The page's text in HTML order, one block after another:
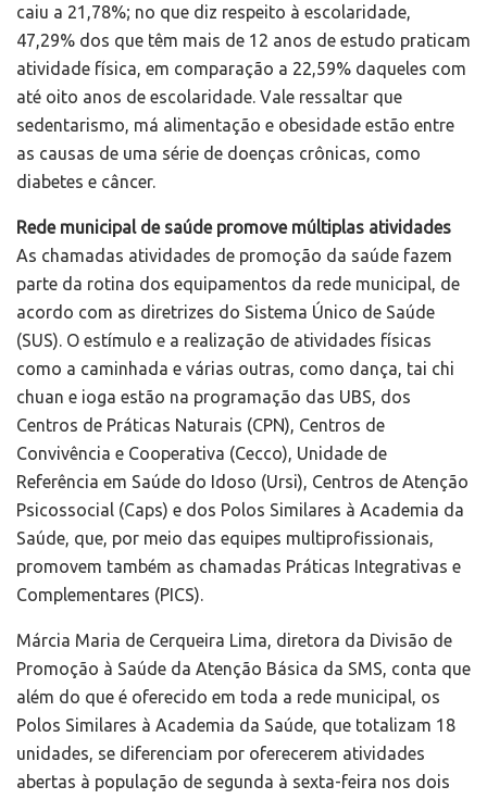
caiu a 21,78%; no que diz respeito à escolaridade,
47,29% dos que têm mais de 12 anos de estudo praticam
atividade física, em comparação a 22,59% daqueles com
até oito anos de escolaridade. Vale ressaltar que
sedentarismo, má alimentação e obesidade estão entre
as causas de uma série de doenças crônicas, como
diabetes e câncer.
Rede municipal de saúde promove múltiplas atividades
As chamadas atividades de promoção da saúde fazem
parte da rotina dos equipamentos da rede municipal, de
acordo com as diretrizes do Sistema Único de Saúde
(SUS). O estímulo e a realização de atividades físicas
como a caminhada e várias outras, como dança, tai chi
chuan e ioga estão na programação das UBS, dos
Centros de Práticas Naturais (CPN), Centros de
Convivência e Cooperativa (Cecco), Unidade de
Referência em Saúde do Idoso (Ursi), Centros de Atenção
Psicossocial (Caps) e dos Polos Similares à Academia da
Saúde, que, por meio das equipes multiprofissionais,
promovem também as chamadas Práticas Integrativas e
Complementares (PICS).
Márcia Maria de Cerqueira Lima, diretora da Divisão de
Promoção à Saúde da Atenção Básica da SMS, conta que
além do que é oferecido em toda a rede municipal, os
Polos Similares à Academia da Saúde, que totalizam 18
unidades, se diferenciam por oferecerem atividades
abertas à população de segunda à sexta-feira nos dois